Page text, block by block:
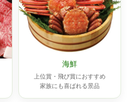
海鮮
上位賞・飛び賞におすすめ
家族にも喜ばれる景品